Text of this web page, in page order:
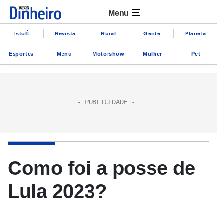
Menu
IstoÉ Revista Rural Gente Planeta
Esportes Menu Motorshow Mulher Pet
Como foi a posse de
Lula 2023?